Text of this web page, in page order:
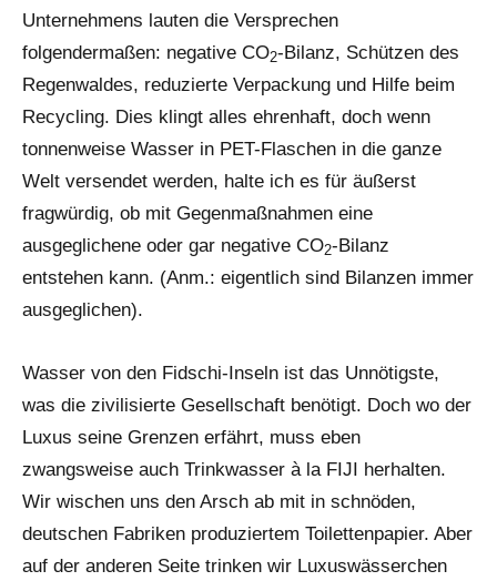
Unternehmens lauten die Versprechen
folgendermaßen: negative CO2-Bilanz, Schützen des
Regenwaldes, reduzierte Verpackung und Hilfe beim
Recycling. Dies klingt alles ehrenhaft, doch wenn
tonnenweise Wasser in PET-Flaschen in die ganze
Welt versendet werden, halte ich es für äußerst
fragwürdig, ob mit Gegenmaßnahmen eine
ausgeglichene oder gar negative CO2-Bilanz
entstehen kann. (Anm.: eigentlich sind Bilanzen immer
ausgeglichen).
Wasser von den Fidschi-Inseln ist das Unnötigste,
was die zivilisierte Gesellschaft benötigt. Doch wo der
Luxus seine Grenzen erfährt, muss eben
zwangsweise auch Trinkwasser à la FIJI herhalten.
Wir wischen uns den Arsch ab mit in schnöden,
deutschen Fabriken produziertem Toilettenpapier. Aber
auf der anderen Seite trinken wir Luxuswässerchen